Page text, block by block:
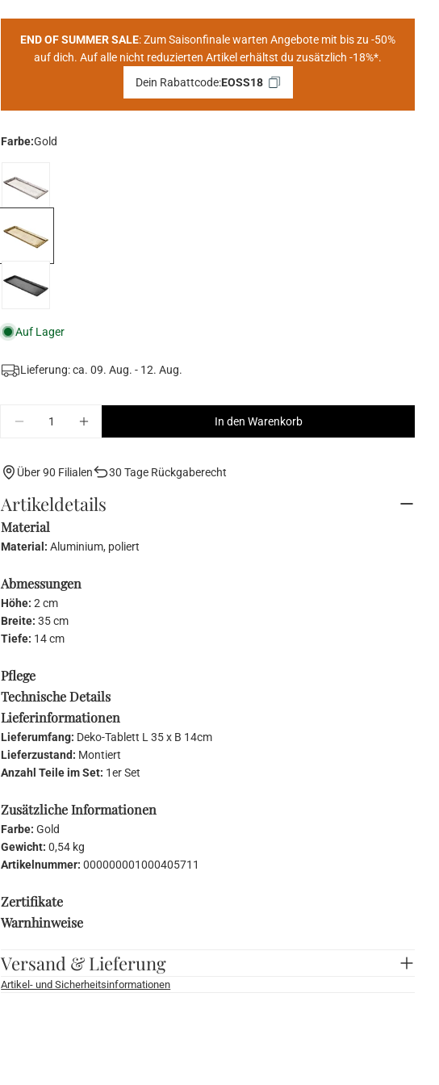
END OF SUMMER SALE: Zum Saisonfinale warten Angebote mit bis zu -50%
auf dich. Auf alle nicht reduzierten Artikel erhältst du zusätzlich -18%*.
Dein Rabattcode:EOSS18
Farbe:Gold
Auf Lager
Lieferung: ca.09. Aug. - 12. Aug.
In den Warenkorb
Über 90 Filialen 30 Tage Rückgaberecht
Artikeldetails
Material
Material:Aluminium, poliert
Abmessungen
Höhe:2 cm
Breite:35 cm
Tiefe: 14 cm
Pflege
Technische Details
Lieferinformationen
Lieferumfang: Deko-Tablett L 35 x B 14cm
Lieferzustand: Montiert
Anzahl Teile im Set: 1er Set
Zusätzliche Informationen
Farbe:Gold
Gewicht:0,54 kg
Artikelnummer:000000001000405711
Zertifikate
Warnhinweise
Versand & Lieferung
Artikel- und Sicherheitsinformationen